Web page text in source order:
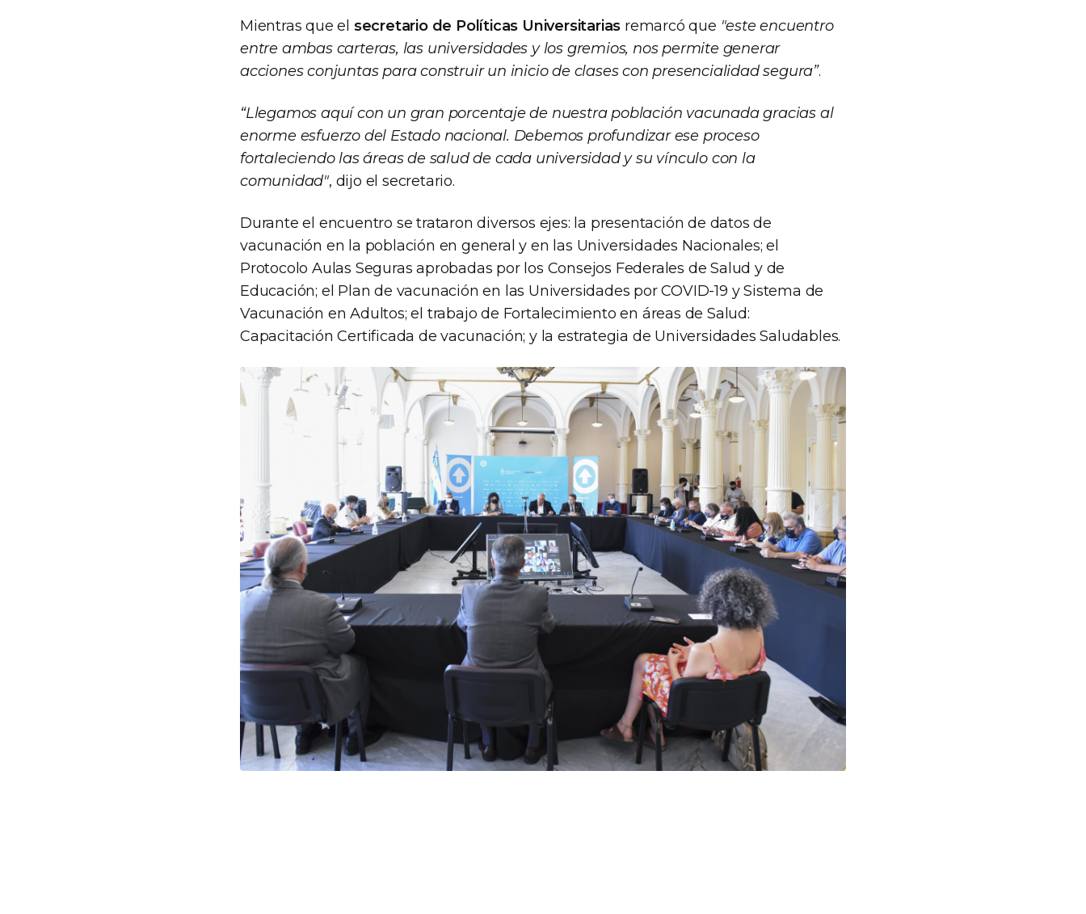
Mientras que el secretario de Políticas Universitarias remarcó que "este encuentro
entre ambas carteras, las universidades y los gremios, nos permite generar
acciones conjuntas para construir un inicio de clases con presencialidad segura”.
“Llegamos aquí con un gran porcentaje de nuestra población vacunada gracias al
enorme esfuerzo del Estado nacional. Debemos profundizar ese proceso
fortaleciendo las áreas de salud de cada universidad y su vínculo con la
comunidad", dijo el secretario.
Durante el encuentro se trataron diversos ejes: la presentación de datos de
vacunación en la población en general y en las Universidades Nacionales; el
Protocolo Aulas Seguras aprobadas por los Consejos Federales de Salud y de
Educación; el Plan de vacunación en las Universidades por COVID-19 y Sistema de
Vacunación en Adultos; el trabajo de Fortalecimiento en áreas de Salud:
Capacitación Certificada de vacunación; y la estrategia de Universidades Saludables.